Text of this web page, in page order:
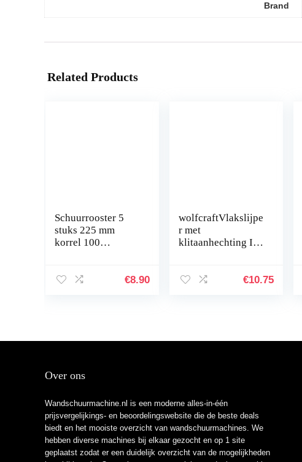
Brand
Related Products
Schuurrooster 5
stuks 225 mm
korrel 100
schuurbladen
€8.90
wolfcraftVlakslijpe
r met
klitaanhechting I
€10.75
Over ons
Wandschuurmachine.nl is een moderne alles-in-één
prijsvergelijkings- en beoordelingswebsite die de beste deals
biedt en het mooiste overzicht van wandschuurmachines. We
hebben diverse machines bij elkaar gezocht en op 1 site
geplaatst zodat er een duidelijk overzicht van de mogelijkheden